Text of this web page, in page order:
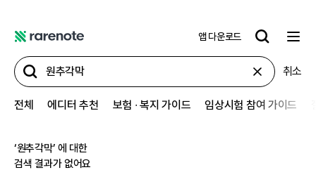
어
노
트
앱 다운로드
취소
전체 에디터 추천 보험 ∙ 복지 가이드 임상시험 참여 가이드
‘원추각막’ 에 대한
검색 결과가 없어요